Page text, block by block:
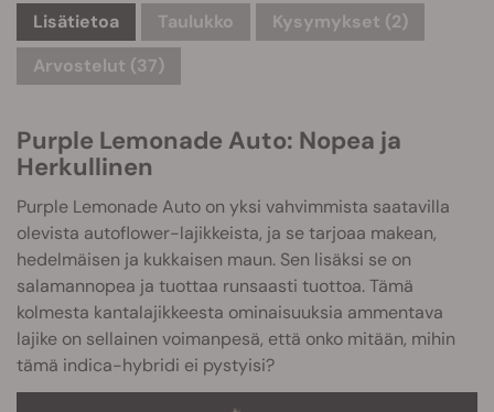
Lisätietoa Taulukko Kysymykset (2)
Arvostelut (37)
Purple Lemonade Auto: Nopea ja
Herkullinen
Purple Lemonade Auto on yksi vahvimmista saatavilla
olevista autoflower-lajikkeista, ja se tarjoaa makean,
hedelmäisen ja kukkaisen maun. Sen lisäksi se on
salamannopea ja tuottaa runsaasti tuottoa. Tämä
kolmesta kantalajikkeesta ominaisuuksia ammentava
lajike on sellainen voimanpesä, että onko mitään, mihin
tämä indica-hybridi ei pystyisi?